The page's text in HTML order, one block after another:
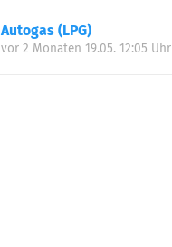
Autogas (LPG)
vor 2 Monaten 19.05. 12:05 Uhr